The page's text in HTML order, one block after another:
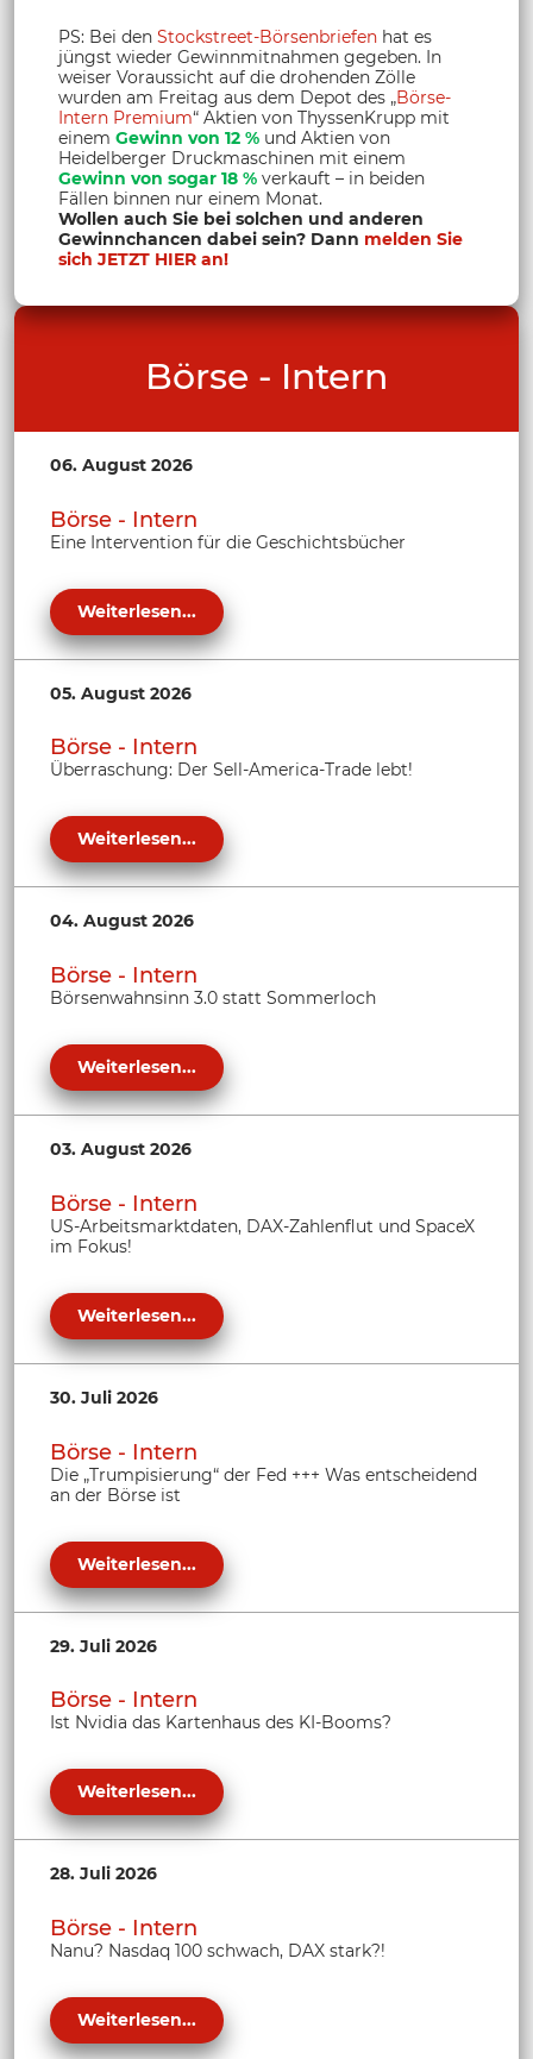
PS: Bei den Stockstreet-Börsenbriefen hat es
jüngst wieder Gewinnmitnahmen gegeben. In
weiser Voraussicht auf die drohenden Zölle
wurden am Freitag aus dem Depot des „Börse-
Intern Premium“ Aktien von ThyssenKrupp mit
einem Gewinn von 12 % und Aktien von
Heidelberger Druckmaschinen mit einem
Gewinn von sogar 18 % verkauft – in beiden
Fällen binnen nur einem Monat.
Wollen auch Sie bei solchen und anderen
Gewinnchancen dabei sein? Dann melden Sie
sich JETZT HIER an!
Börse - Intern
06. August 2026
Börse - Intern
Eine Intervention für die Geschichtsbücher
Weiterlesen...
05. August 2026
Börse - Intern
Überraschung: Der Sell-America-Trade lebt!
Weiterlesen...
04. August 2026
Börse - Intern
Börsenwahnsinn 3.0 statt Sommerloch
Weiterlesen...
03. August 2026
Börse - Intern
US-Arbeitsmarktdaten, DAX-Zahlenflut und SpaceX
im Fokus!
Weiterlesen...
30. Juli 2026
Börse - Intern
Die „Trumpisierung“ der Fed +++ Was entscheidend
an der Börse ist
Weiterlesen...
29. Juli 2026
Börse - Intern
Ist Nvidia das Kartenhaus des KI-Booms?
Weiterlesen...
28. Juli 2026
Börse - Intern
Nanu? Nasdaq 100 schwach, DAX stark?!
Weiterlesen...